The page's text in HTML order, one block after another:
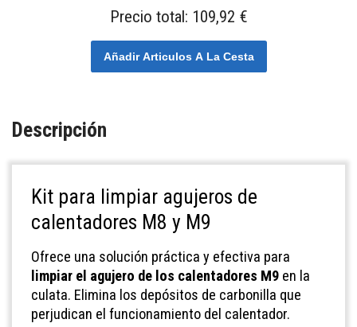
Precio total: 109,92 €
Añadir Articulos A La Cesta
Descripción
Kit para limpiar agujeros de
calentadores M8 y M9
Ofrece una solución práctica y efectiva para
limpiar el agujero de los calentadores M9 en la
culata. Elimina los depósitos de carbonilla que
perjudican el funcionamiento del calentador.